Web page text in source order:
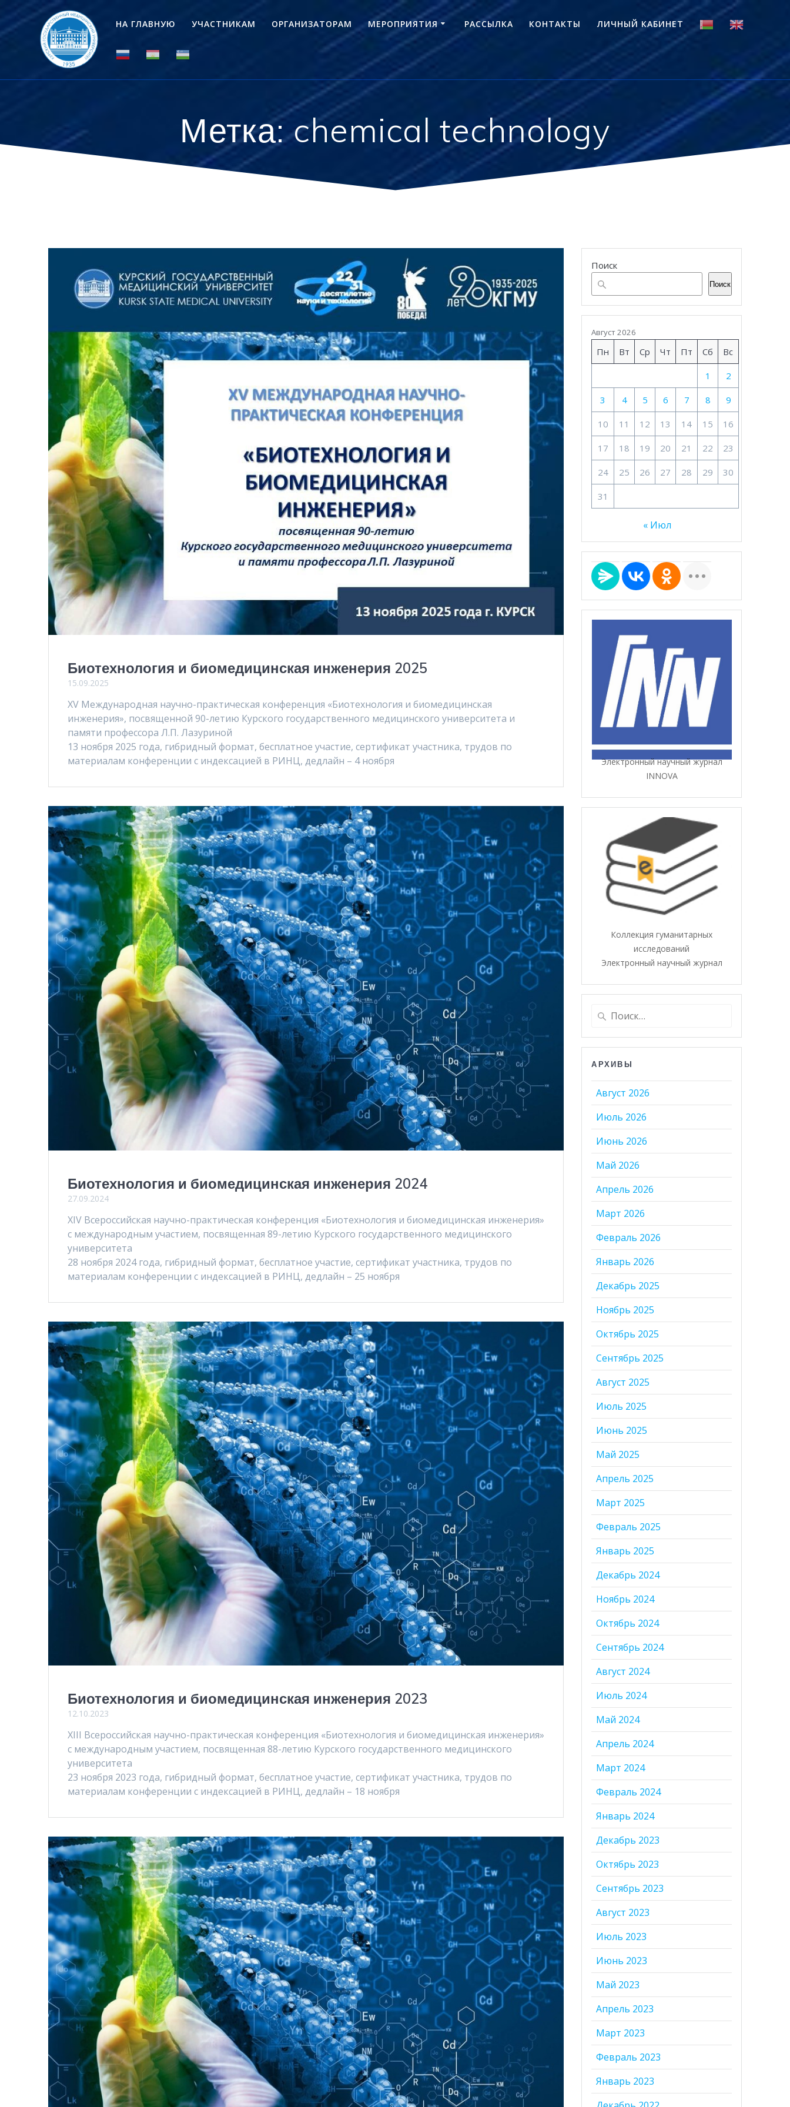
контенту
НА ГЛАВНУЮ УЧАСТНИКАМ ОРГАНИЗАТОРАМ МЕРОПРИЯТИЯ РАССЫЛКА КОНТАКТЫ ЛИЧНЫЙ КАБИНЕТ
Метка:chemical technology
Биотехнология и биомедицинская инженерия 2025
15.09.2025
XV Международная научно-практическая конференция «Биотехнология и биомедицинская
инженерия», посвященной 90-летию Курского государственного медицинского университета и
памяти профессора Л.П. Лазуриной
13 ноября 2025 года, гибридный формат, бесплатное участие, сертификат участника, трудов по
материалам конференции с индексацией в РИНЦ, дедлайн – 4 ноября
Биотехнология и биомедицинская инженерия 2024
27.09.2024
XIV Всероссийская научно-практическая конференция «Биотехнология и биомедицинская инженерия»
с международным участием, посвященная 89-летию Курского государственного медицинского
университета
28 ноября 2024 года, гибридный формат, бесплатное участие, сертификат участника, трудов по
материалам конференции с индексацией в РИНЦ, дедлайн – 25 ноября
Биотехнология и биомедицинская инженерия 2023
12.10.2023
XIII Всероссийская научно-практическая конференция «Биотехнология и биомедицинская инженерия»
с международным участием, посвященная 88-летию Курского государственного медицинского
университета
23 ноября 2023 года, гибридный формат, бесплатное участие, сертификат участника, трудов по
материалам конференции с индексацией в РИНЦ, дедлайн – 18 ноября
Поиск
Поиск
Август 2026
Пн Вт Ср Чт Пт Сб Вс
1 2
3 4 5 6 7 8 9
10 11 12 13 14 15 16
17 18 19 20 21 22 23
24 25 26 27 28 29 30
31
« Июл
Электронный научный журнал
INNOVA
Коллекция гуманитарных
исследований
Электронный научный журнал
Найти:
АРХИВЫ
Август 2026
Июль 2026
Июнь 2026
Май 2026
Апрель 2026
Март 2026
Февраль 2026
Январь 2026
Декабрь 2025
Ноябрь 2025
Октябрь 2025
Сентябрь 2025
Август 2025
Июль 2025
Июнь 2025
Май 2025
Апрель 2025
Март 2025
Февраль 2025
Январь 2025
Декабрь 2024
Ноябрь 2024
Октябрь 2024
Сентябрь 2024
Август 2024
Июль 2024
Май 2024
Апрель 2024
Март 2024
Февраль 2024
Январь 2024
Декабрь 2023
Октябрь 2023
Сентябрь 2023
Август 2023
Июль 2023
Июнь 2023
Май 2023
Апрель 2023
Март 2023
Февраль 2023
Январь 2023